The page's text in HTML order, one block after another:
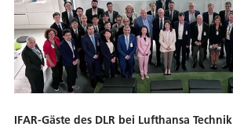
IFAR-Gäste des DLR bei Lufthansa Technik